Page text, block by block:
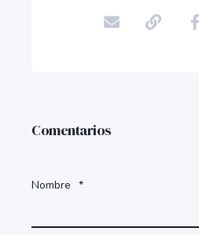
Comentarios
Nombre *